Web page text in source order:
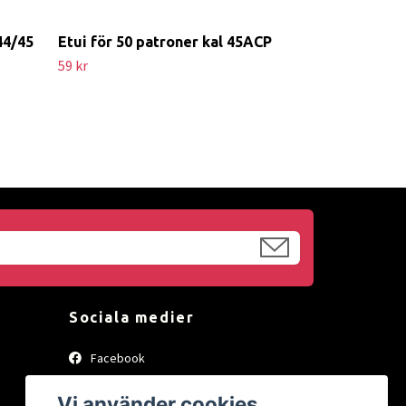
45
Etui för 50 patroner kal 45ACP
59 kr
Sociala medier
Facebook